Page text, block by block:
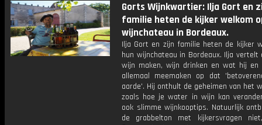
Gorts Wijnkwartier: Ilja Gort en
familie heten de kijker welkom
wijnchateau in Bordeaux.
Ilja Gort en zijn familie heten de kijker
hun wijnchateau in Bordeaux. Ilja vertelt
wijn maken, wijn drinken en wat hij en
allemaal meemaken op dat
aarde'. Hij onthult de geheimen van het
zoals hoe je water in wijn kan
ook slimme wijnkooptips. Natuurlijk
de grabbelton met kijkersvragen